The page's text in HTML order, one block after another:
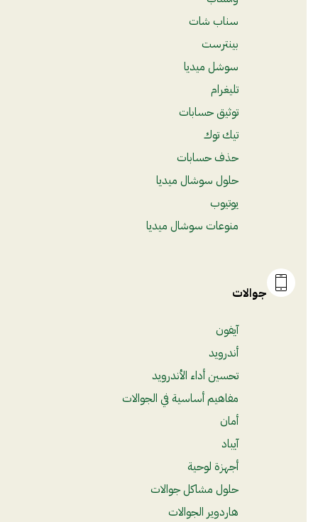
سناب شات
بينترست
سوشل ميديا
تليغرام
توثيق حسابات
تيك توك
حذف حسابات
حلول سوشال ميديا
يوتيوب
منوعات سوشال ميديا
جوالات
آيفون
أندرويد
تحسين أداء الأندرويد
مفاهيم أساسية في الجوالات
أمان
آيباد
أجهزة لوحية
حلول مشاكل جوالات
هاردوير الجوالات